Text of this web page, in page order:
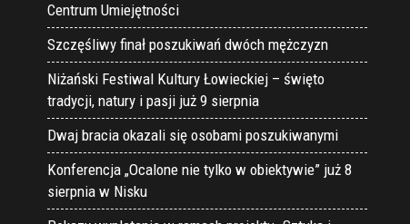
Centrum Umiejętności
Szczęśliwy finał poszukiwań dwóch mężczyzn
Niżański Festiwal Kultury Łowieckiej – święto
tradycji, natury i pasji już 9 sierpnia
Dwaj bracia okazali się osobami poszukiwanymi
Konferencja „Ocalone nie tylko w obiektywie” już 8
sierpnia w Nisku